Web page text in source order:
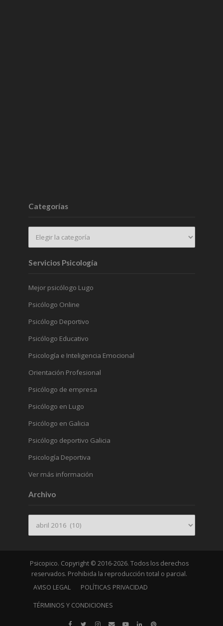
Categorías
Servicios Psicología
Mejor psicólogo Lugo
Psicólogo Online
Psicólogo Deportivo
Psicólogo Educativo
Psicología e Inteligencia Emocional
Orientación Profesional
Psicólogo de empresa
Psicólogo en Lugo
Psicólogo en Galicia
Psicólogo deportivo Galicia
Psicología Deportiva
Ver más información
Archivo
Archivo
Psicopico. Copyright © 2016-2026. Todos los derechos
reservados. Prohibida la reproducción total o parcial.
AVISO LEGAL
POLÍTICAS PRIVACIDAD
TÉRMINOS Y CONDICIONES